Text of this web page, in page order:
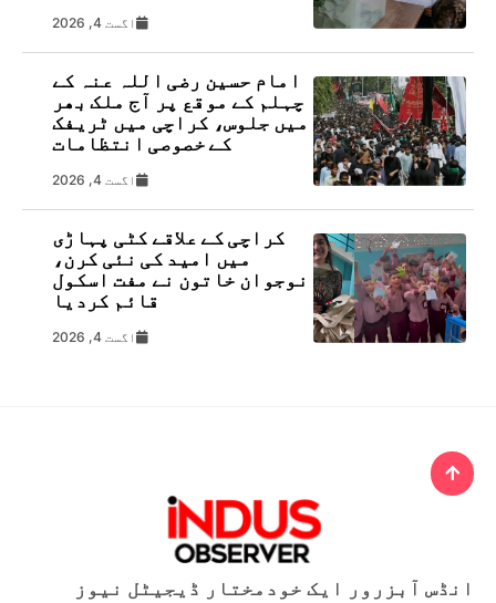
اگست 4, 2026
امام حسین رضی اللہ عنہ کے
چہلم کے موقع پر آج ملک بھر
میں جلوس، کراچی میں ٹریفک
کے خصوصی انتظامات
اگست 4, 2026
کراچی کے علاقے کٹی پہاڑی
میں امید کی نئی کرن،
نوجوان خاتون نے مفت اسکول
قائم کردیا
اگست 4, 2026
انڈس آبزرور ایک خودمختار ڈیجیٹل نیوز